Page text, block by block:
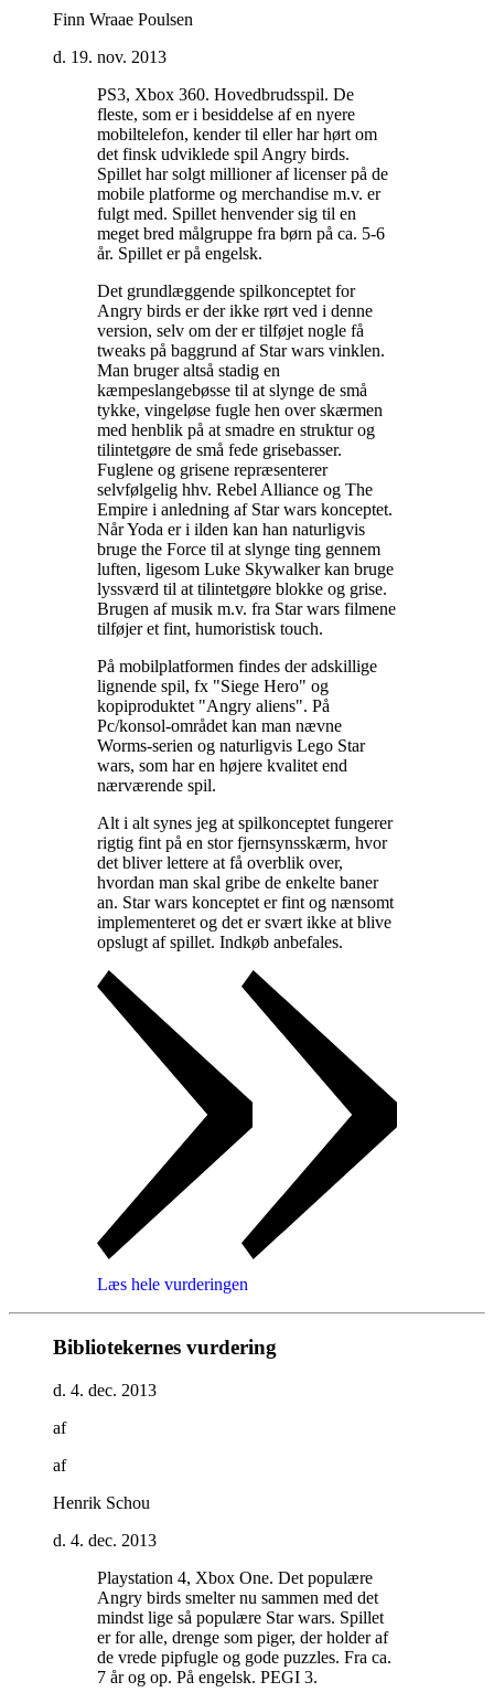
Finn Wraae Poulsen
d. 19. nov. 2013
PS3, Xbox 360. Hovedbrudsspil. De
fleste, som er i besiddelse af en nyere
mobiltelefon, kender til eller har hørt om
det finsk udviklede spil Angry birds.
Spillet har solgt millioner af licenser på de
mobile platforme og merchandise m.v. er
fulgt med. Spillet henvender sig til en
meget bred målgruppe fra børn på ca. 5-6
år. Spillet er på engelsk.
Det grundlæggende spilkonceptet for
Angry birds er der ikke rørt ved i denne
version, selv om der er tilføjet nogle få
tweaks på baggrund af Star wars vinklen.
Man bruger altså stadig en
kæmpeslangebøsse til at slynge de små
tykke, vingeløse fugle hen over skærmen
med henblik på at smadre en struktur og
tilintetgøre de små fede grisebasser.
Fuglene og grisene repræsenterer
selvfølgelig hhv. Rebel Alliance og The
Empire i anledning af Star wars konceptet.
Når Yoda er i ilden kan han naturligvis
bruge the Force til at slynge ting gennem
luften, ligesom Luke Skywalker kan bruge
lyssværd til at tilintetgøre blokke og grise.
Brugen af musik m.v. fra Star wars filmene
tilføjer et fint, humoristisk touch.
På mobilplatformen findes der adskillige
lignende spil, fx "Siege Hero" og
kopiproduktet "Angry aliens". På
Pc/konsol-området kan man nævne
Worms-serien og naturligvis Lego Star
wars, som har en højere kvalitet end
nærværende spil.
Alt i alt synes jeg at spilkonceptet fungerer
rigtig fint på en stor fjernsynsskærm, hvor
det bliver lettere at få overblik over,
hvordan man skal gribe de enkelte baner
an. Star wars konceptet er fint og nænsomt
implementeret og det er svært ikke at blive
opslugt af spillet. Indkøb anbefales.
Læs hele vurderingen
Bibliotekernes vurdering
d. 4. dec. 2013
af
af
Henrik Schou
d. 4. dec. 2013
Playstation 4, Xbox One. Det populære
Angry birds smelter nu sammen med det
mindst lige så populære Star wars. Spillet
er for alle, drenge som piger, der holder af
de vrede pipfugle og gode puzzles. Fra ca.
7 år og op. På engelsk. PEGI 3.